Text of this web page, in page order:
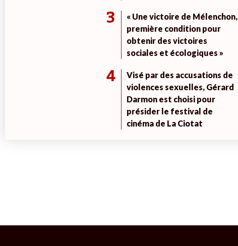
3
« Une victoire de Mélenchon,
première condition pour
obtenir des victoires
sociales et écologiques »
4
Visé par des accusations de
violences sexuelles, Gérard
Darmon est choisi pour
présider le festival de
cinéma de La Ciotat